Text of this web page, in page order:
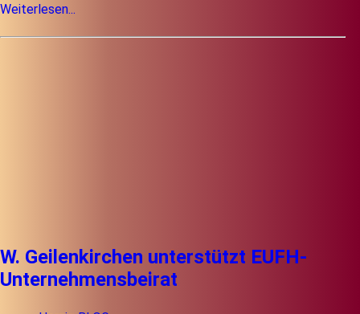
Weiterlesen...
W. Geilenkirchen unterstützt EUFH-
Unternehmensbeirat